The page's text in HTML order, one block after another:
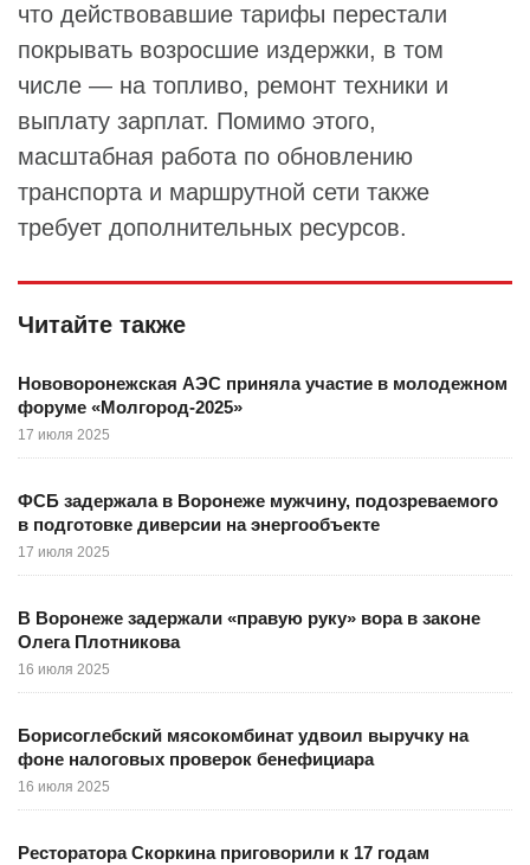
что действовавшие тарифы перестали
покрывать возросшие издержки, в том
числе — на топливо, ремонт техники и
выплату зарплат. Помимо этого,
масштабная работа по обновлению
транспорта и маршрутной сети также
требует дополнительных ресурсов.
Читайте также
Нововоронежская АЭС приняла участие в молодежном
форуме «Молгород-2025»
17 июля 2025
ФСБ задержала в Воронеже мужчину, подозреваемого
в подготовке диверсии на энергообъекте
17 июля 2025
В Воронеже задержали «правую руку» вора в законе
Олега Плотникова
16 июля 2025
Борисоглебский мясокомбинат удвоил выручку на
фоне налоговых проверок бенефициара
16 июля 2025
Ресторатора Скоркина приговорили к 17 годам